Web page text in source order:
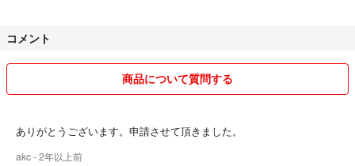
コメント
商品について質問する
ありがとうございます。申請させて頂きました。
akc- 2年以上前